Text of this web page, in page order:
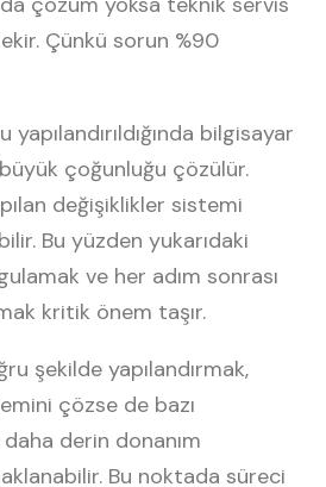
Çünkü sorun %90
yapılandırıldığında bilgisayar
büyük çoğunluğu çözülür.
değişiklikler sistemi
Bu yüzden yukarıdaki
ve her adım sonrası
kritik önem taşır.
şekilde yapılandırmak,
çözse de bazı
derin donanım
Bu noktada süreci